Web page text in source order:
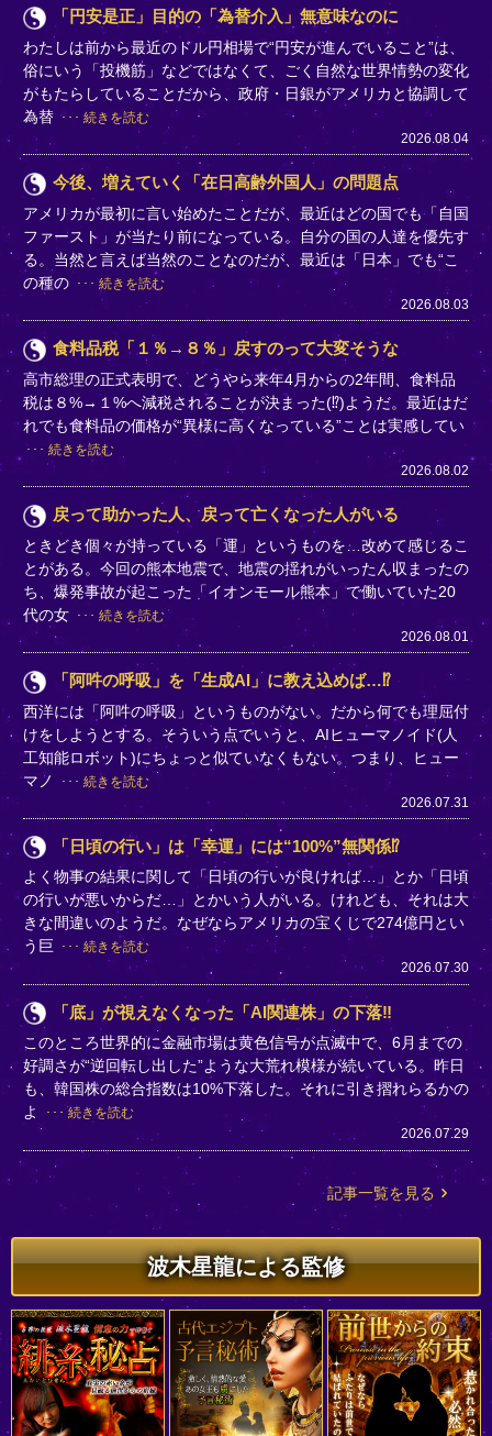
「円安是正」目的の「為替介入」無意味なのに
わたしは前から最近のドル円相場で“円安が進んでいること”は、
俗にいう「投機筋」などではなくて、ごく自然な世界情勢の変化
がもたらしていることだから、政府・日銀がアメリカと協調して
為替
続きを読む
2026.08.04
今後、増えていく「在日高齢外国人」の問題点
アメリカが最初に言い始めたことだが、最近はどの国でも「自国
ファースト」が当たり前になっている。自分の国の人達を優先す
る。当然と言えば当然のことなのだが、最近は「日本」でも“こ
の種の
続きを読む
2026.08.03
食料品税「１％→８％」戻すのって大変そうな
高市総理の正式表明で、どうやら来年4月からの2年間、食料品
税は８%→１%へ減税されることが決まった(⁉)ようだ。最近はだ
れでも食料品の価格が“異様に高くなっている”ことは実感してい
続きを読む
2026.08.02
戻って助かった人、戻って亡くなった人がいる
ときどき個々が持っている「運」というものを…改めて感じるこ
とがある。今回の熊本地震で、地震の揺れがいったん収まったの
ち、爆発事故が起こった「イオンモール熊本」で働いていた20
代の女
続きを読む
2026.08.01
「阿吽の呼吸」を「生成AI」に教え込めば…⁉
西洋には「阿吽の呼吸」というものがない。だから何でも理屈付
けをしようとする。そういう点でいうと、AIヒューマノイド(人
工知能ロボット)にちょっと似ていなくもない。つまり、ヒュー
マノ
続きを読む
2026.07.31
「日頃の行い」は「幸運」には“100%”無関係⁉
よく物事の結果に関して「日頃の行いが良ければ…」とか「日頃
の行いが悪いからだ…」とかいう人がいる。けれども、それは大
きな間違いのようだ。なぜならアメリカの宝くじで274億円とい
う巨
続きを読む
2026.07.30
「底」が視えなくなった「AI関連株」の下落‼
このところ世界的に金融市場は黄色信号が点滅中で、6月までの
好調さが“逆回転し出した”ような大荒れ模様が続いている。昨日
も、韓国株の総合指数は10%下落した。それに引き摺れらるかの
よ
続きを読む
2026.07.29
記事一覧を見る
波木星龍による監修